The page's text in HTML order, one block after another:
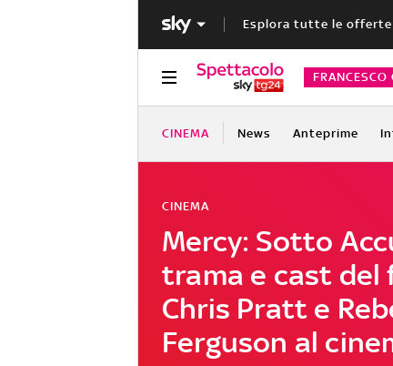
Esplora tutte le offerte
FRANCESCO
CINEMA News Anteprime
Mercy: Sotto
trama e cast del
Chris Pratt e
Ferguson al
CINEMA